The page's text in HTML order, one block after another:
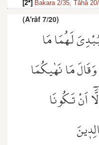
[2*] Bakara 2/35, Tâhâ
(A'râf 7/20)
لَهُمَا مَا
مَا نَهٰيكُمَا
اَنْ تَكُونَا